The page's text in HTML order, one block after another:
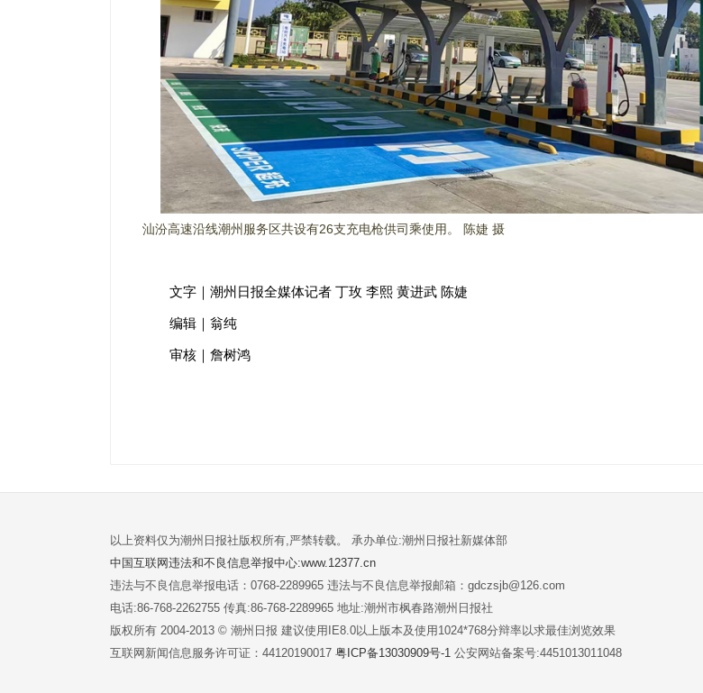
汕汾高速沿线潮州服务区共设有26支充电枪供司乘使用。 陈婕 摄
文字｜潮州日报全媒体记者 丁玫 李熙 黄进武 陈婕
编辑｜翁纯
审核｜詹树鸿
以上资料仅为潮州日报社版权所有,严禁转载。 承办单位:潮州日报社新媒体部
中国互联网违法和不良信息举报中心:www.12377.cn
违法与不良信息举报电话：0768-2289965 违法与不良信息举报邮箱：gdczsjb@126.com
电话:86-768-2262755 传真:86-768-2289965 地址:潮州市枫春路潮州日报社
版权所有 2004-2013 © 潮州日报 建议使用IE8.0以上版本及使用1024*768分辩率以求最佳浏览效果
互联网新闻信息服务许可证：44120190017 粤ICP备13030909号-1 公安网站备案号:4451013011048